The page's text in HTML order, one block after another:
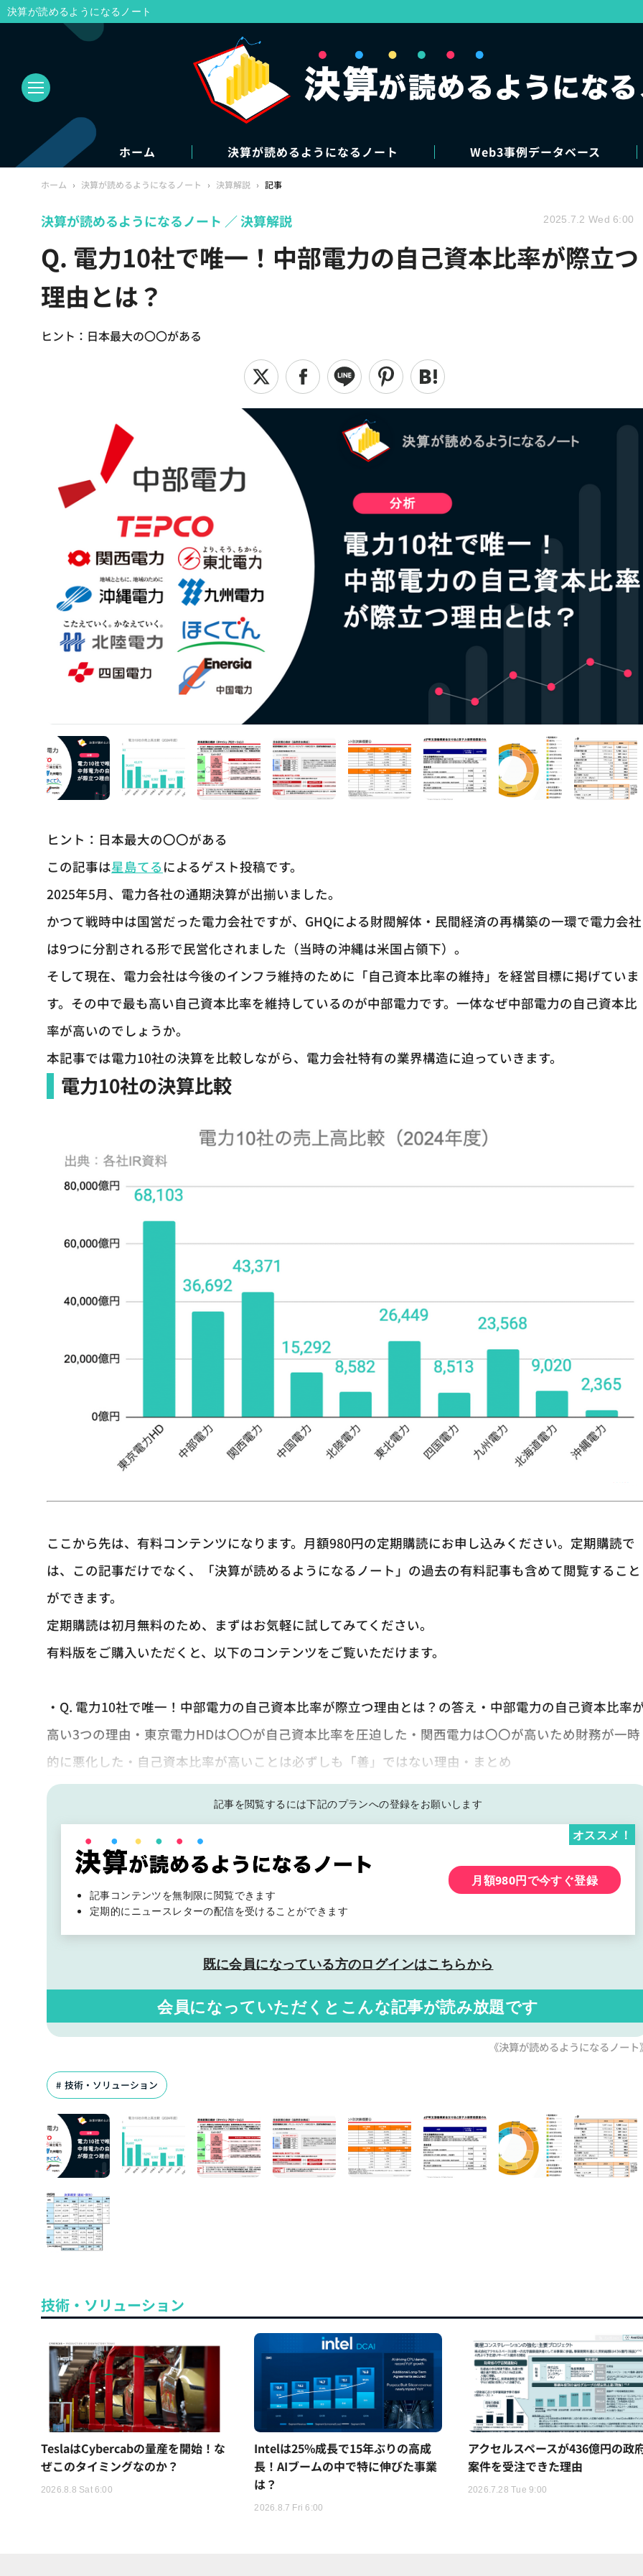
ホーム 決算が読めるようになるノート Web3事例データベース
ホーム › 決算が読めるようになるノート › 決算解説 › 記事
Q. 電力10社で唯一！中部電力の自己資本比率が際立つ
理由とは？
ヒント：日本最大の〇〇がある
決算が読めるようになるノート 決算解説 2025.7.2 Wed 6:00
ヒント：日本最大の〇〇がある
この記事は星島てる によるゲスト投稿です。
2025年5月、電力各社の通期決算が出揃いました。
かつて戦時中は国営だった電力会社ですが、GHQによる財閥解体・民間経済の再構築の一環で電力会社
は9つに分割される形で民営化されました（当時の沖縄は米国占領下）。
そして現在、電力会社は今後のインフラ維持のために「自己資本比率の維持」を経営目標に掲げていま
す。その中で最も高い自己資本比率を維持しているのが中部電力です。一体なぜ中部電力の自己資本比
率が高いのでしょうか。
本記事では電力10社の決算を比較しながら、電力会社特有の業界構造に迫っていきます。
電力10社の決算比較
ここから先は、有料コンテンツになります。月額980円の定期購読にお申し込みください。定期購読で
は、この記事だけでなく、「決算が読めるようになるノート」の過去の有料記事も含めて閲覧すること
ができます。
定期購読は初月無料のため、まずはお気軽に試してみてください。
有料版をご購入いただくと、以下のコンテンツをご覧いただけます。
・Q. 電力10社で唯一！中部電力の自己資本比率が際立つ理由とは？の答え・中部電力の自己資本比率
高い3つの理由・東京電力HDは〇〇が自己資本比率を圧迫した・関西電力は〇〇が高いため財務が一時
的に悪化した・自己資本比率が高いことは必ずしも「善」ではない理由・まとめ
記事を閲覧するには下記のプランへの登録をお願いします
記事コンテンツを無制限に閲覧できます
定期的にニュースレターの配信を受けることができます
オススメ！
月額980円で今すぐ登録
既に会員になっている方のログインはこちらから
会員になっていただくと こんな記事が読み放題です
《決算が読めるようになるノート
技術・ソリューション
技術・ソリューション
TeslaはCybercabの量産を開始！な
ぜこのタイミングなのか？
2026.8.8 Sat 6:00
Intelは25%成長で15年ぶりの高成
長！AIブームの中で特に伸びた事業
は？
2026.8.7 Fri 6:00
アクセルスペースが436億円の政
案件を受注できた理由
2026.7.28 Tue 9:00
決算が読めるようになるノート